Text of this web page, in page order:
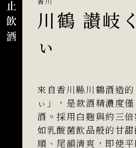
川鶴 讃岐
ぃ
來自香川縣川鶴酒造
ぃ」，是款酒精濃度
酒。採用白麴與約三
如乳酸菌飲品般的甘
順、尾韻清爽，即使